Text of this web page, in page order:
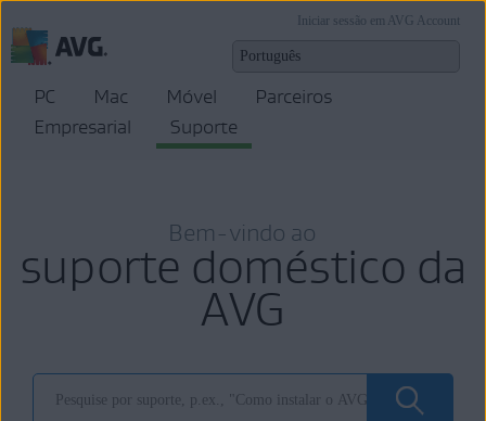
Iniciar sessão em AVG Account
PC Mac Móvel
Parceiros
Empresarial
Suporte
Bem-vindo ao
suporte doméstico da
AVG